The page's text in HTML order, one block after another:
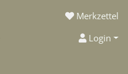
Merkzettel
Login